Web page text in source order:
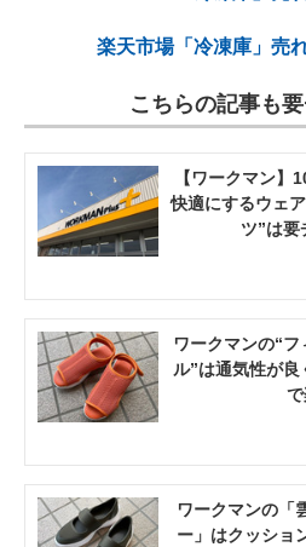
楽天市場「冷凍庫」売
こちらの記事も要
【ワークマン】
快適にするウェ
ツ”は要
ワークマンの“
ル”は通気性が
ワークマンの「
ー」はクッシ